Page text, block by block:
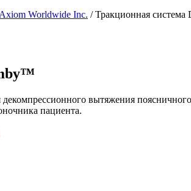
Axiom Worldwide Inc. / Тракционная
вытяжения
пациента.